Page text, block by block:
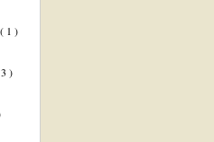
( 1 )
)